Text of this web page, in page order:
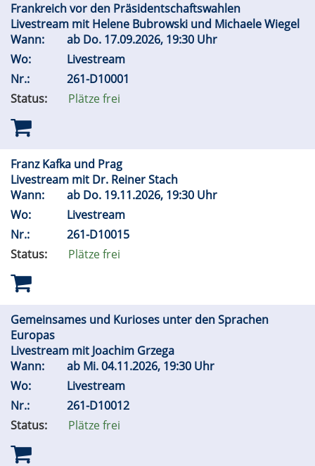
Frankreich vor den Präsidentschaftswahlen
Livestream mit Helene Bubrowski und Michaele Wiegel
Wann:
ab Do. 17.09.2026, 19:30 Uhr
Wo:
Livestream
Nr.:
261-D10001
Status:
Plätze frei
Franz Kafka und Prag
Livestream mit Dr. Reiner Stach
Wann:
ab Do. 19.11.2026, 19:30 Uhr
Wo:
Livestream
Nr.:
261-D10015
Status:
Plätze frei
Gemeinsames und Kurioses unter den Sprachen
Europas
Livestream mit Joachim Grzega
Wann:
ab Mi.04.11.2026, 19:30 Uhr
Wo:
Livestream
Nr.:
261-D10012
Status:
Plätze frei